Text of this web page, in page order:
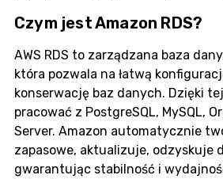
Czym jest Amazon RDS?
AWS RDS to zarządzana baza
która pozwala na łatwą
konserwację baz danych. Dzięki
pracować z PostgreSQL, MySQL,
Server. Amazon automatycznie
zapasowe, aktualizuje, odzyskuje
gwarantując stabilność i